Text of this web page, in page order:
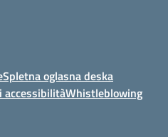
Spletna oglasna deska
accessibilitàWhistleblowing